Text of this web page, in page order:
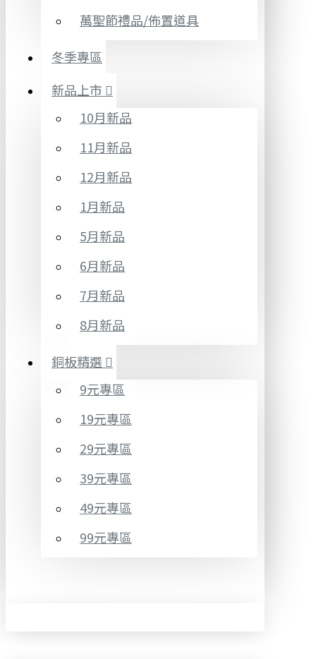
萬聖節禮品/佈置道具
冬季專區
新品上市
10月新品
11月新品
12月新品
1月新品
5月新品
6月新品
7月新品
8月新品
銅板精選
9元專區
19元專區
29元專區
39元專區
49元專區
99元專區